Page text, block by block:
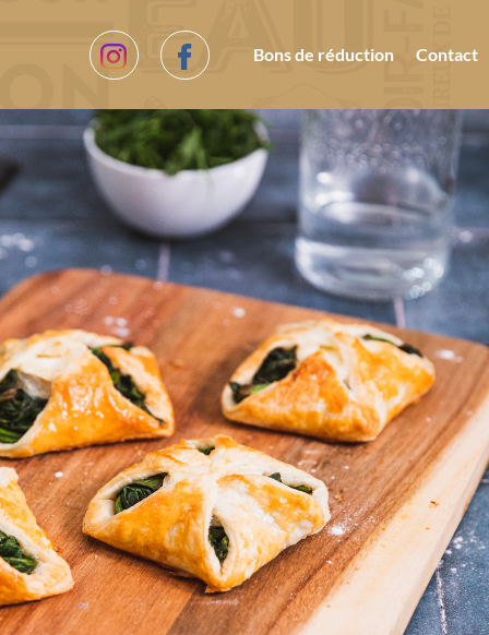
Bons de réduction Contact